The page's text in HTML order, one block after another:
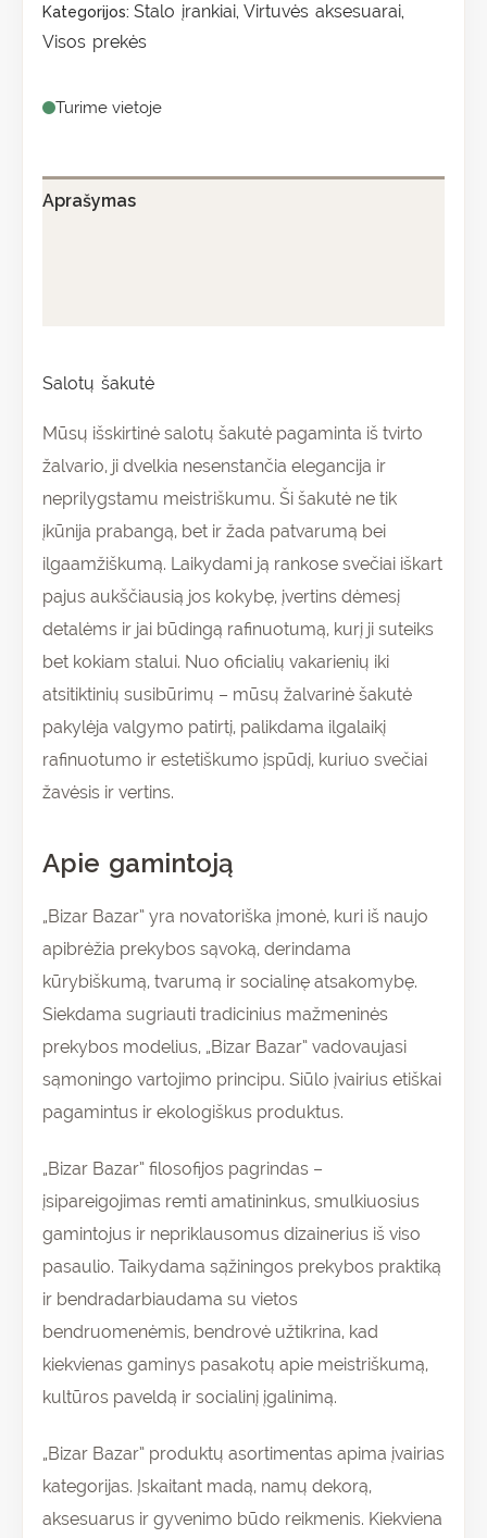
Kategorijos: Stalo įrankiai, Virtuvės aksesuarai,
Visos prekės
Turime vietoje
Aprašymas
Salotų šakutė
Mūsų išskirtinė salotų šakutė pagaminta iš tvirto
žalvario, ji dvelkia nesenstančia elegancija ir
neprilygstamu meistriškumu. Ši šakutė ne tik
įkūnija prabangą, bet ir žada patvarumą bei
ilgaamžiškumą. Laikydami ją rankose svečiai iškart
pajus aukščiausią jos kokybę, įvertins dėmesį
detalėms ir jai būdingą rafinuotumą, kurį ji suteiks
bet kokiam stalui. Nuo oficialių vakarienių iki
atsitiktinių susibūrimų – mūsų žalvarinė šakutė
pakylėja valgymo patirtį, palikdama ilgalaikį
rafinuotumo ir estetiškumo įspūdį, kuriuo svečiai
žavėsis ir vertins.
Apie gamintoją
„Bizar Bazar” yra novatoriška įmonė, kuri iš naujo
apibrėžia prekybos sąvoką, derindama
kūrybiškumą, tvarumą ir socialinę atsakomybę.
Siekdama sugriauti tradicinius mažmeninės
prekybos modelius, „Bizar Bazar” vadovaujasi
sąmoningo vartojimo principu. Siūlo įvairius etiškai
pagamintus ir ekologiškus produktus.
„Bizar Bazar” filosofijos pagrindas –
įsipareigojimas remti amatininkus, smulkiuosius
gamintojus ir nepriklausomus dizainerius iš viso
pasaulio. Taikydama sąžiningos prekybos praktiką
ir bendradarbiaudama su vietos
bendruomenėmis, bendrovė užtikrina, kad
kiekvienas gaminys pasakotų apie meistriškumą,
kultūros paveldą ir socialinį įgalinimą.
„Bizar Bazar” produktų asortimentas apima įvairias
kategorijas. Įskaitant madą, namų dekorą,
aksesuarus ir gyvenimo būdo reikmenis. Kiekviena